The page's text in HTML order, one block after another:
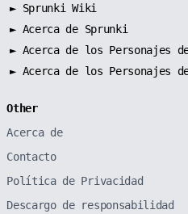
► Sprunki Wiki
► Acerca de Sprunki
► Acerca de los Personajes
► Acerca de los Personajes
Other
Acerca de
Contacto
Política de Privacidad
Descargo de responsabilidad